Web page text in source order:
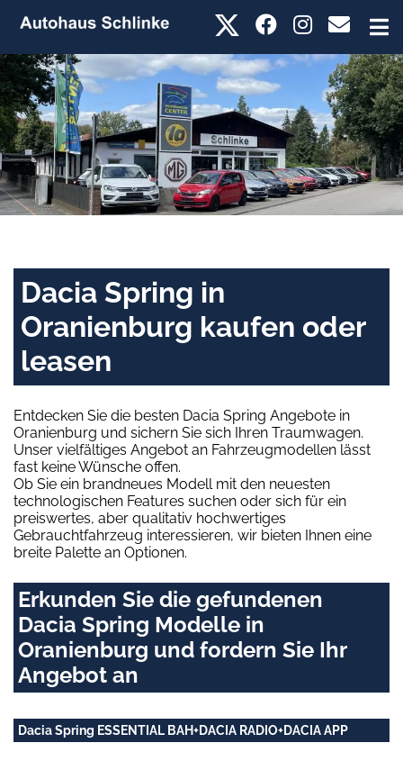
Dacia Spring in
Oranienburg kaufen oder
leasen
Entdecken Sie die besten Dacia Spring Angebote in
Oranienburg und sichern Sie sich Ihren Traumwagen.
Unser vielfältiges Angebot an Fahrzeugmodellen lässt
fast keine Wünsche offen.
Ob Sie ein brandneues Modell mit den neuesten
technologischen Features suchen oder sich für ein
preiswertes, aber qualitativ hochwertiges
Gebrauchtfahrzeug interessieren, wir bieten Ihnen eine
breite Palette an Optionen.
Erkunden Sie die gefundenen
Dacia Spring Modelle in
Oranienburg und fordern Sie Ihr
Angebot an
Dacia Spring ESSENTIAL BAH+DACIA RADIO+DACIA APP